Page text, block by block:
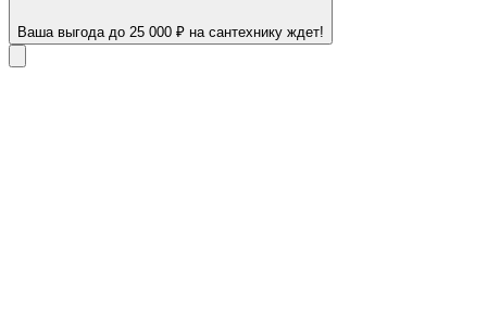
Ваша выгода до 25 000 ₽ на сантехнику ждет!